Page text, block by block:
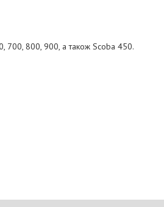
700, 800, 900, а також Scoba 450.